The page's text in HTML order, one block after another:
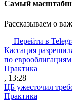
Cамый
Рассказываем о
Перейти в
Кассация
по еврооблигациям
Практика
, 13:28
ЦБ ужесточил
Практика